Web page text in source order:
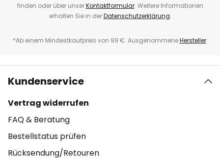
finden oder über unserKontaktformular. Weitere Informationen
erhalten Sie in derDatenschutzerklärung.
*Ab einem Mindestkaufpreis von 99 €. AusgenommeneHersteller.
Kundenservice
Vertrag widerrufen
FAQ & Beratung
Bestellstatus prüfen
Rücksendung/Retouren